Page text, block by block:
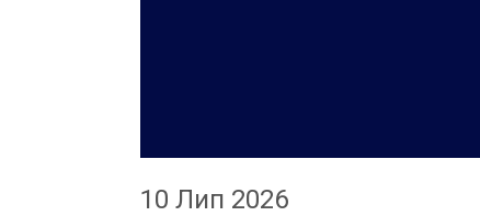
10 Лип 2026